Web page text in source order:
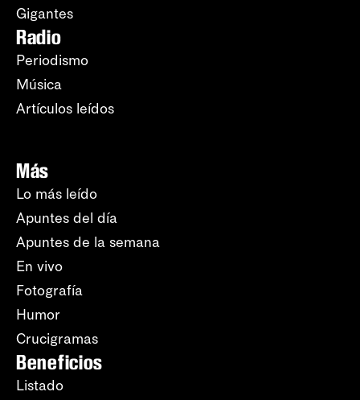
Gigantes
Radio
Periodismo
Música
Artículos leídos
Más
Lo más leído
Apuntes del día
Apuntes de la semana
En vivo
Fotografía
Humor
Crucigramas
Beneficios
Listado